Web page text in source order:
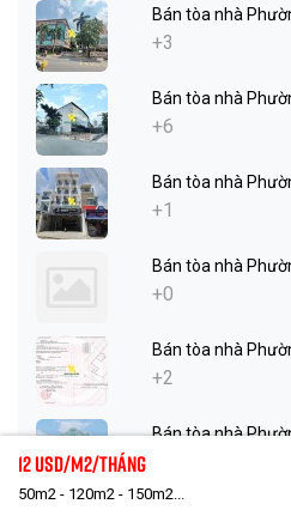
Bán tòa nhà
+3
Bán tòa nhà
+6
Bán tòa nhà
+1
Bán tòa nhà
+0
Bán tòa nhà
+2
Bán tòa nhà
12 Usd/m2/tháng
50m2 - 120m2 - 150m2...